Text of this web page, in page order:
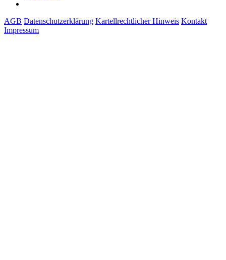
AGB Datenschutzerklärung Kartellrechtlicher Hinweis Kontakt
Impressum